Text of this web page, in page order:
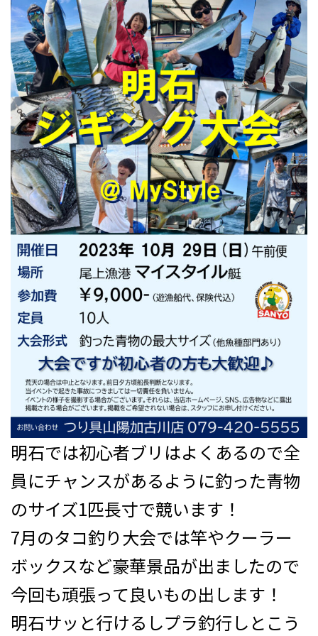
明石では初心者ブリはよくあるので全
員にチャンスがあるように釣った青物
のサイズ1匹長寸で競います！
7月のタコ釣り大会では竿やクーラー
ボックスなど豪華景品が出ましたので
今回も頑張って良いもの出します！
明石サッと行けるしプラ釣行しとこう